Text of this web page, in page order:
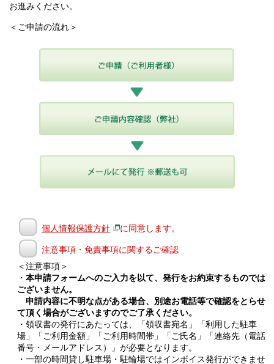
お進みください。
＜ご申請の流れ＞
個人情報保護方針 に同意します。
注意事項・免責事項に関するご確認
＜注意事項＞
・ 本申請フォームへのご入力を以て、発行をお約束するものでは
ございません。
申請内容に不明な点がある場合、別途お電話等で確認をとらせ
て頂く場合がございますのでご了承ください。
・領収書の発行にあたっては、「領収書宛名」「利用した駐車
場」「ご利用金額」「ご利用時間帯」「ご氏名」「連絡先（電話
番号・メールアドレス）」が必要となります。
・一部の時間貸し駐車場・駐輪場ではインボイス発行ができませ